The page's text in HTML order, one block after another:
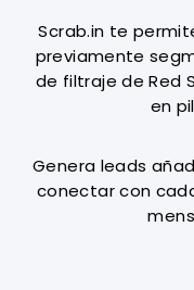
Scrab.in te
previamente
de filtraje de Red
en
Genera leads
conectar con